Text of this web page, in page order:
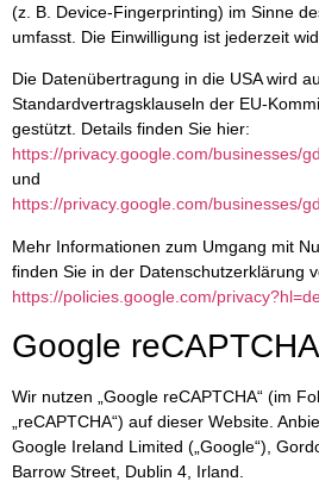
(z. B. Device-Fingerprinting) im Sinne
umfasst. Die Einwilligung ist jederzeit
Die Datenübertragung in die USA wird
Standardvertragsklauseln der EU-
gestützt. Details finden Sie hier:
https://privacy.google.com/businesses/
und
https://privacy.google.com/businesses/
Mehr Informationen zum Umgang mit
finden Sie in der Datenschutzerklärung
https://policies.google.com/
Google reCAPTCHA
Wir nutzen „Google reCAPTCHA“ (im
„reCAPTCHA“) auf dieser Website.
Google Ireland Limited („Google“),
Barrow Street, Dublin 4, Irland.